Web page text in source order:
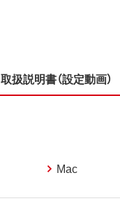
取扱説明書（設定動画）
Mac